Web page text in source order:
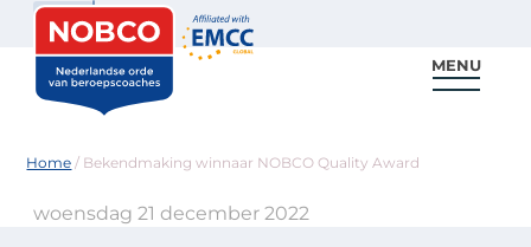
Zoeken
MENU
Home / Bekendmaking winnaar NOBCO Quality Award
woensdag 21 december 2022